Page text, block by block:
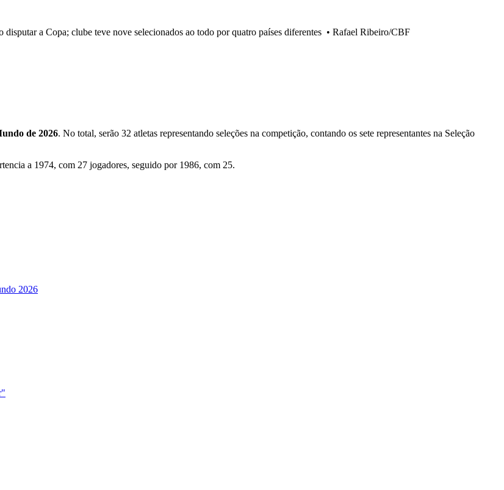
a Copa; clube teve nove selecionados ao todo por quatro países diferentes • Rafael Ribeiro/CBF
de 2026. No total, serão 32 atletas representando seleções na competição, contando os sete representantes na Seleção
a 1974, com 27 jogadores, seguido por 1986, com 25.
2026